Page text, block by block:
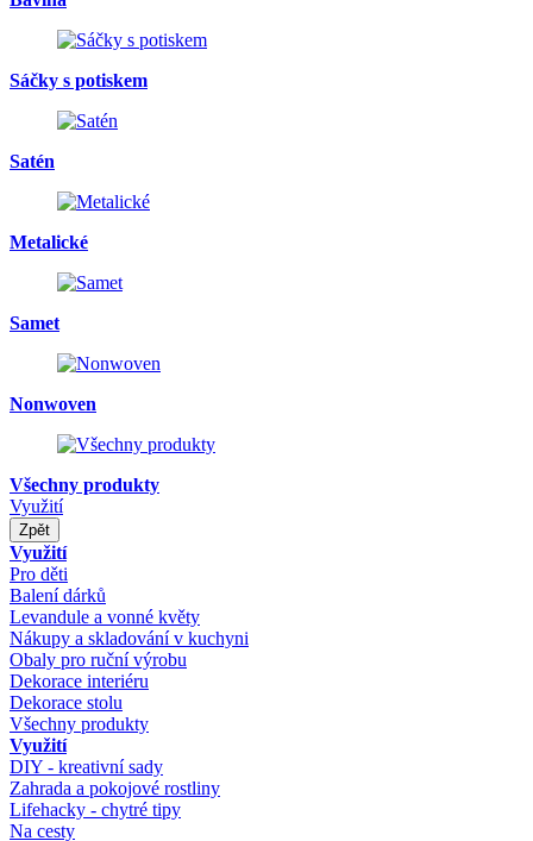
Sáčky s potiskem
Satén
Metalické
Samet
Nonwoven
Všechny produkty
Využití
Zpět
Využití
Pro děti
Balení dárků
Levandule a vonné květy
Nákupy a skladování v kuchyni
Obaly pro ruční výrobu
Dekorace interiéru
Dekorace stolu
Všechny produkty
Využití
DIY - kreativní sady
Zahrada a pokojové rostliny
Lifehacky - chytré tipy
Na cesty